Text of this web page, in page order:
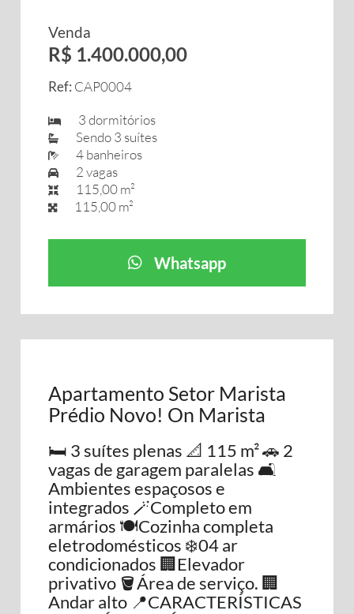
Venda
R$ 1.400.000,00
Ref: CAP0004
3 dormitórios
Sendo 3 suítes
4 banheiros
2 vagas
115,00 m²
115,00 m²
Whatsapp
Apartamento Setor Marista
Prédio Novo! On Marista
🛏️ 3 suítes plenas 📐 115 m² 🚗 2
vagas de garagem paralelas 🛋️
Ambientes espaçosos e
integrados 🪄Completo em
armários 🍽️Cozinha completa
eletrodomésticos ❄️04 ar
condicionados 🏢Elevador
privativo 🪣Área de serviço. 🏢
Andar alto 📍CARACTERÍSTICAS